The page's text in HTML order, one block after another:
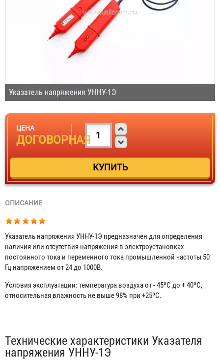
Указатель напряжения УННУ-1Э
ЦЕНА
ДОГОВОРНАЯ
ОПИСАНИЕ
Указатель напряжения УННУ-1Э предназначен для определения
наличия или отсутствия напряжения в электроустановках
постоянного тока и переменного тока промышленной частоты 50
Гц напряжением от 24 до 1000В.
Условия эксплуатации: темперaтура воздуха от - 45ºС до + 40ºС,
относительная влажность не выше 98% при +25ºС.
Табы
Технические характеристики Указателя
напряжения УННУ-1Э